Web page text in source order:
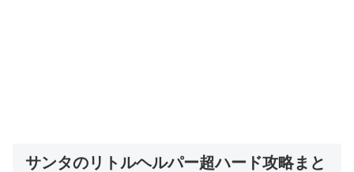
サンタのリトルヘルパー超ハード攻略まと